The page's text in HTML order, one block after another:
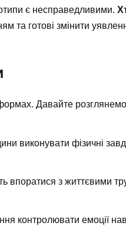
є несправедливими.
та готові змінити
Давайте розглянемо
виконувати фізичні
впоратися з життєвими
контролювати емоції